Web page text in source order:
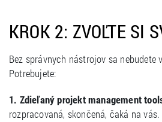
KROK 2: ZVOĽTE SI
Bez správnych nástrojov sa
Potrebujete:
1. Zdieľaný projekt management
rozpracovaná, skončená, čaká na vás.